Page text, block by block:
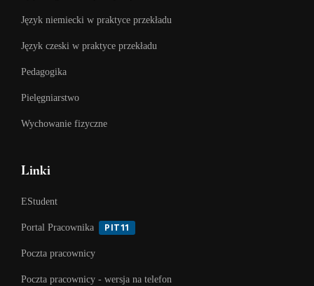
Język niemiecki w praktyce przekładu
Język czeski w praktyce przekładu
Pedagogika
Pielęgniarstwo
Wychowanie fizyczne
Linki
EStudent
Portal Pracownika PIT11
Poczta pracownicy
Poczta pracownicy - wersja na telefon